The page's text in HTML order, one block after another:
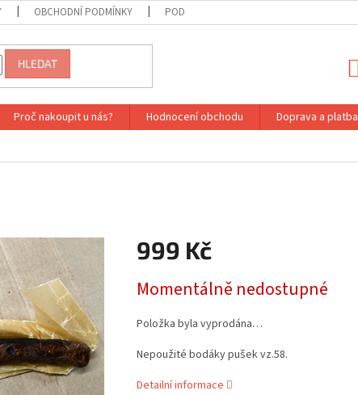
OBCHODNÍ PODMÍNKY PODMÍNKY OCHRANY OSOBNÍCH ÚDAJŮ
HLEDAT
Proč nakoupit u nás? Hodnocení obchodu Doprava a platba
999 Kč
cena:
Momentálně nedostupné
Položka byla vyprodána…
Nepoužité bodáky pušek vz.58.
Detailní informace